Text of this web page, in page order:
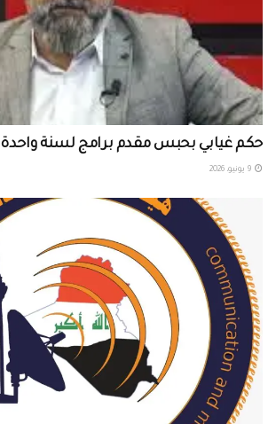
حكم غيابي بحبس مقدم برامج لسنة واحدة